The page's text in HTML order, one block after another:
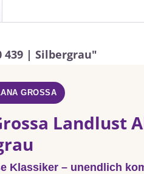
439 | Silbergrau"
GROSSA
Landlust
Klassiker – unendlich